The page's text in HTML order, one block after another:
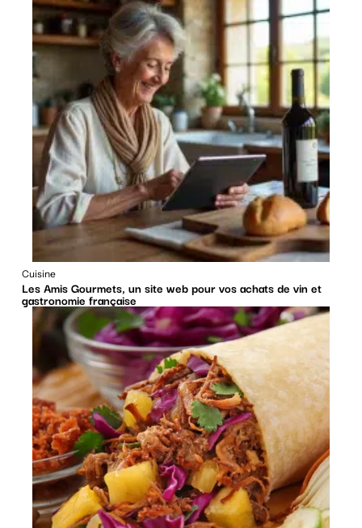
Cuisine
Les Amis Gourmets, un site web pour vos achats de vin et
gastronomie française